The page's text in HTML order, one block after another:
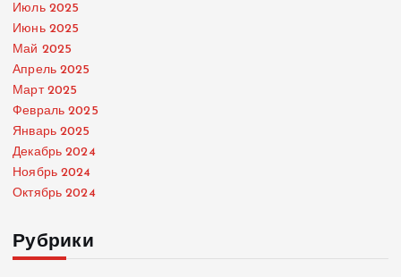
Июль 2025
Июнь 2025
Май 2025
Апрель 2025
Март 2025
Февраль 2025
Январь 2025
Декабрь 2024
Ноябрь 2024
Октябрь 2024
Рубрики